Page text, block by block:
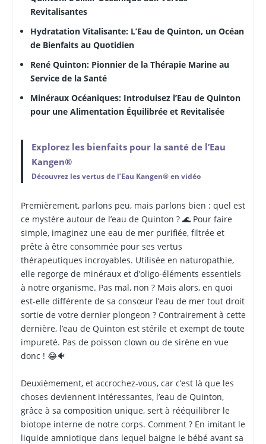
Revitalisantes
Hydratation Vitalisante: L’Eau de Quinton, un Océan
de Bienfaits au Quotidien
René Quinton: Pionnier de la Thérapie Marine au
Service de la Santé
Minéraux Océaniques: Introduisez l’Eau de Quinton
pour une Alimentation Équilibrée et Revitalisée
Explorez les bienfaits pour la santé de l’Eau
Kangen®
Découvrez les vertus de l’Eau Kangen® en vidéo
Premièrement, parlons peu, mais parlons bien : quel est
ce mystère autour de l’eau de Quinton ? 🌊 Pour faire
simple, imaginez une eau de mer purifiée, filtrée et
prête à être consommée pour ses vertus
thérapeutiques incroyables. Utilisée en naturopathie,
elle regorge de minéraux et d’oligo-éléments essentiels
à notre organisme. Pas mal, non ? Mais alors, en quoi
est-elle différente de sa consœur l’eau de mer tout droit
sortie de votre dernier plongeon ? Contrairement à cette
dernière, l’eau de Quinton est stérile et exempt de toute
impureté. Pas de poisson clown ou de sirène en vue
donc ! 😂🐠
Deuxièmement, et accrochez-vous, car c’est là que les
choses deviennent intéressantes, l’eau de Quinton,
grâce à sa composition unique, sert à rééquilibrer le
biotope interne de notre corps. Comment ? En imitant le
liquide amniotique dans lequel baigne le bébé avant sa